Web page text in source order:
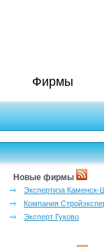
Фирмы
Новые фирмы
Экспертиза Каменск-
Компания
Эксперт Гуково